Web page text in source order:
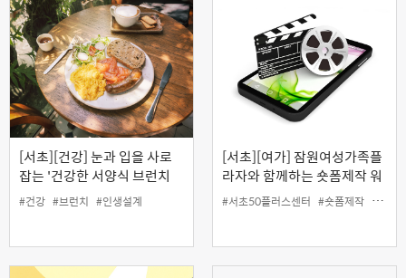
[서초][건강] 눈과 입을 사로
잡는 '건강한 서양식 브런치
밥상'
#건강 #브런치 #인생설계
[서초][여가] 잠원여성가족플
라자와 함께하는 숏폼제작 워
크숍 : 나의 일상 숏폼 에세이
#서초50플러스센터 #숏폼제작 #여가